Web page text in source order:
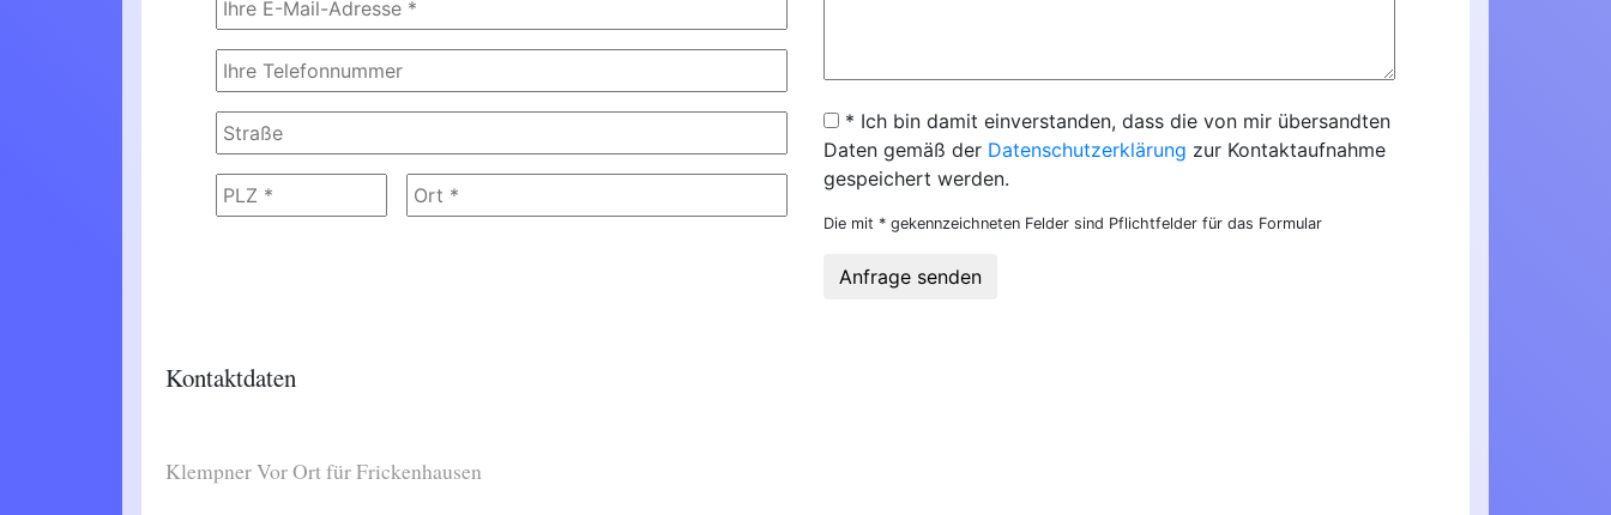
* Ich bin damit einverstanden, dass die von mir übersandten
Daten gemäß der Datenschutzerklärung zur Kontaktaufnahme
gespeichert werden.
Die mit * gekennzeichneten Felder sind Pflichtfelder für das Formular
Anfrage senden
Kontaktdaten
Klempner Vor Ort für Frickenhausen